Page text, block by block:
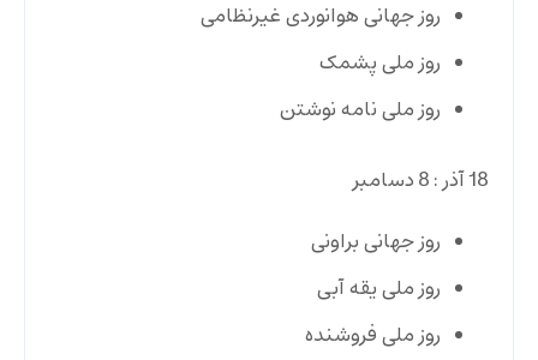
روز جهانی هوانوردی غیرنظامی
روز ملی پشمک
روز ملی نامه نوشتن
18 آذر : 8 دسامبر
روز جهانی براونی
روز ملی یقه آبی
روز ملی فروشنده